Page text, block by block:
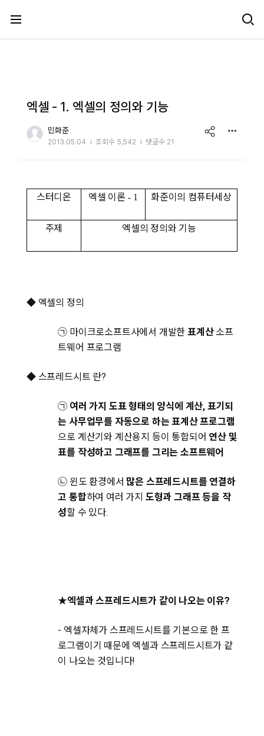
엑셀 - 1. 엑셀의 정의와 기능
민화준
2013.05.04 조회수 5,542 댓글수 21
share
스터디온 엑셀 이론 - 1 화준이의 컴퓨터세상
주제 엑셀의 정의와 기능
◆ 엑셀의 정의
㉠ 마이크로소프트사에서 개발한 표계산소프
트웨어 프로그램
◆ 스프레드시트 란?
㉠ 여러 가지 도표 형태의 양식에 계산, 표기되
는 사무업무를 자동으로 하는 표계산 프로그램
으로 계산기와 계산용지 등이 통합되어 연산 및
표를 작성하고 그래프를 그리는 소프트웨어
㉡ 윈도 환경에서 많은 스프레드시트를 연결하
고 통합하여 여러 가지 도형과 그래프 등을 작
성할 수 있다.
★엑셀과 스프레드시트가 같이 나오는 이유?
- 엑셀자체가 스프레드시트를 기본으로 한 프
로그램이기 때문에 엑셀과 스프레드시트가 같
이 나오는 것입니다!